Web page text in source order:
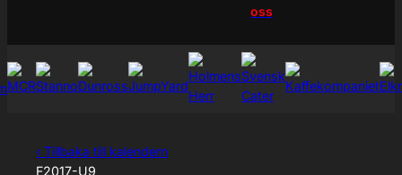
oss
‹ Tillbaka till kalendern
F2017-U9